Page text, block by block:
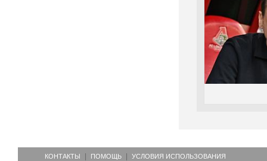
КОНТАКТЫ ПОМОЩЬ УСЛОВИЯ ИСПОЛЬЗОВАНИЯ